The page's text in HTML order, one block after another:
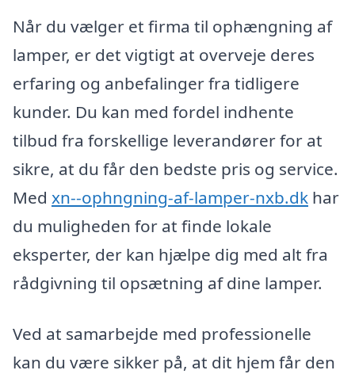
Når du vælger et firma til ophængning af
lamper, er det vigtigt at overveje deres
erfaring og anbefalinger fra tidligere
kunder. Du kan med fordel indhente
tilbud fra forskellige leverandører for at
sikre, at du får den bedste pris og service.
Med xn--ophngning-af-lamper-nxb.dk har
du muligheden for at finde lokale
eksperter, der kan hjælpe dig med alt fra
rådgivning til opsætning af dine lamper.
Ved at samarbejde med professionelle
kan du være sikker på, at dit hjem får den